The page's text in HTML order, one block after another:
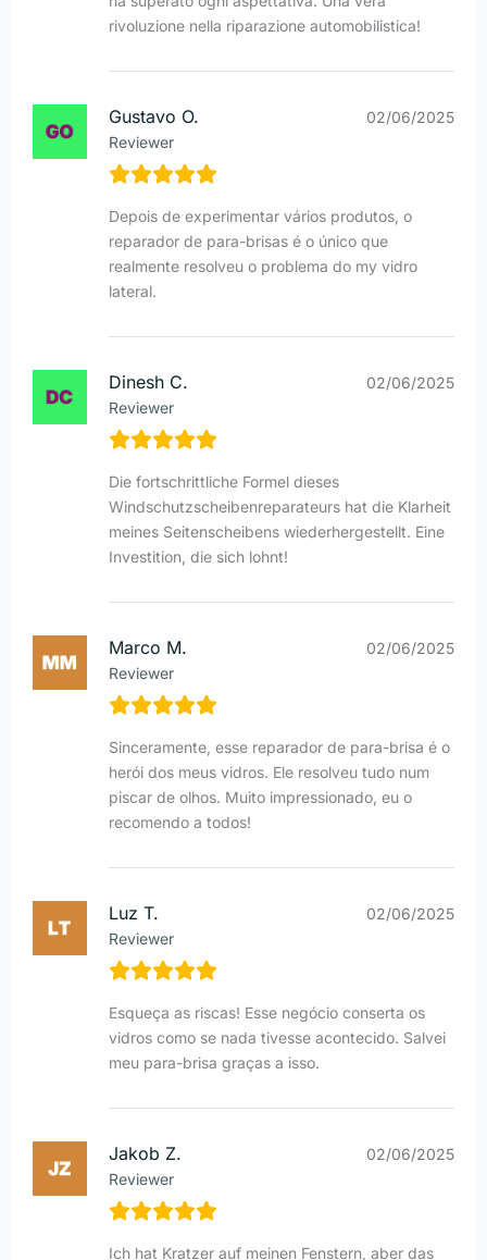
rivoluzione nella riparazione automobilistica!
Gustavo O.
Reviewer
02/06/2025
Depois de experimentar vários produtos, o
reparador de para-brisas é o único que
realmente resolveu o problema do my vidro
lateral.
Dinesh C.
Reviewer
02/06/2025
Die fortschrittliche Formel dieses
Windschutzscheibenreparateurs hat die Klarheit
meines Seitenscheibens wiederhergestellt. Eine
Investition, die sich lohnt!
Marco M.
Reviewer
02/06/2025
Sinceramente, esse reparador de para-brisa é o
herói dos meus vidros. Ele resolveu tudo num
piscar de olhos. Muito impressionado, eu o
recomendo a todos!
Luz T.
Reviewer
02/06/2025
Esqueça as riscas! Esse negócio conserta os
vidros como se nada tivesse acontecido. Salvei
meu para-brisa graças a isso.
Jakob Z.
Reviewer
02/06/2025
Ich hat Kratzer auf meinen Fenstern, aber das